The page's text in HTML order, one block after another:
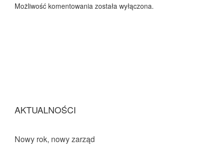
Możliwość komentowania została wyłączona.
AKTUALNOŚCI
Nowy rok, nowy zarząd